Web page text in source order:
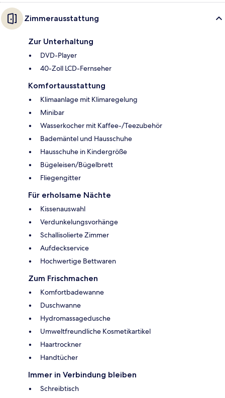
Zimmerausstattung
Zur Unterhaltung
DVD-Player
40-Zoll LCD-Fernseher
Komfortausstattung
Klimaanlage mit Klimaregelung
Minibar
Wasserkocher mit Kaffee-/Teezubehör
Bademäntel und Hausschuhe
Hausschuhe in Kindergröße
Bügeleisen/Bügelbrett
Fliegengitter
Für erholsame Nächte
Kissenauswahl
Verdunkelungsvorhänge
Schallisolierte Zimmer
Aufdeckservice
Hochwertige Bettwaren
Zum Frischmachen
Komfortbadewanne
Duschwanne
Hydromassagedusche
Umweltfreundliche Kosmetikartikel
Haartrockner
Handtücher
Immer in Verbindung bleiben
Schreibtisch